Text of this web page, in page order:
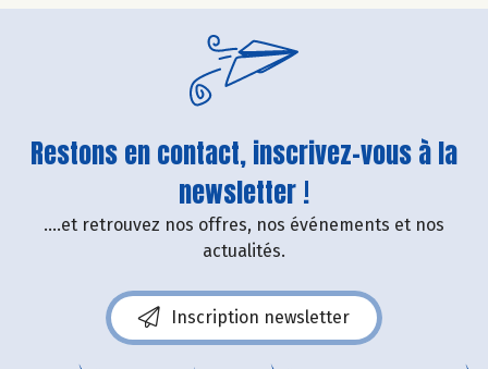
Restons en contact, inscrivez-vous à la
newsletter !
....et retrouvez nos offres, nos événements et nos
actualités.
Inscription newsletter